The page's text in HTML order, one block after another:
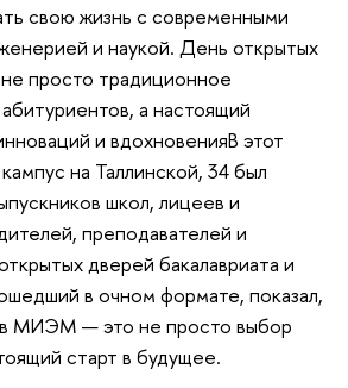
свою жизнь с современными
и наукой. День открытых
просто традиционное
а настоящий
и вдохновенияВ этот
на Таллинской, 34 был
школ, лицеев и
преподавателей и
дверей бакалавриата и
в очном формате, показал,
в МИЭМ — это не просто выбор
старт в будущее.